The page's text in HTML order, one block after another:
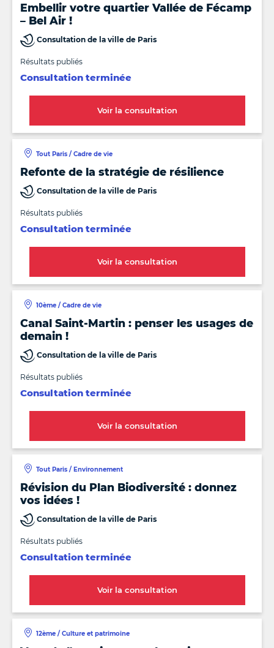
Embellir votre quartier Vallée de Fécamp
– Bel Air !
Consultation de la ville de Paris
Résultats publiés
Consultation terminée
Voir la consultation
Refonte de la stratégie de résilience
Tout Paris / Cadre de vie
Consultation de la ville de Paris
Résultats publiés
Consultation terminée
Voir la consultation
Canal Saint-Martin : penser les usages de
demain !
10ème / Cadre de vie
Consultation de la ville de Paris
Résultats publiés
Consultation terminée
Voir la consultation
Révision du Plan Biodiversité : donnez
vos idées !
Tout Paris / Environnement
Consultation de la ville de Paris
Résultats publiés
Consultation terminée
Voir la consultation
12ème / Culture et patrimoine